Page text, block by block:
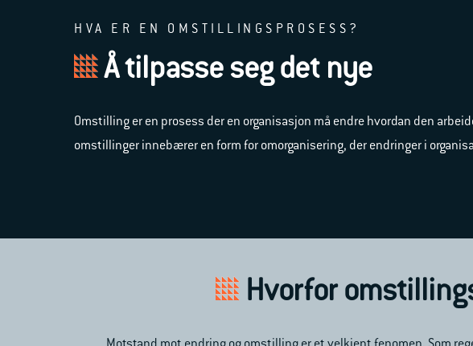
HVA ER EN OMSTILLINGSPROSESS?
Å tilpasse seg det nye
Omstilling er en prosess der en organisasjon må endre hvordan den
omstillinger innebærer en form for omorganisering, der endringer i
Hvorfor